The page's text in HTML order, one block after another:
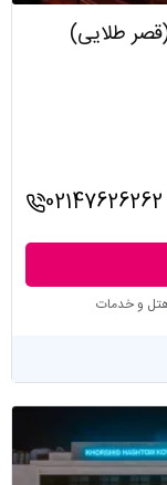
طلایی)
02147626262
و خدمات